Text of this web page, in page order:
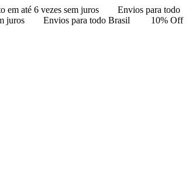
em até 6 vezes sem juros
Envios para todo
juros Envios para todo Brasil
10% Off